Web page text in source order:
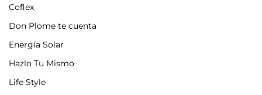
Coflex
Don Plome te cuenta
Energía Solar
Hazlo Tu Mismo
Life Style